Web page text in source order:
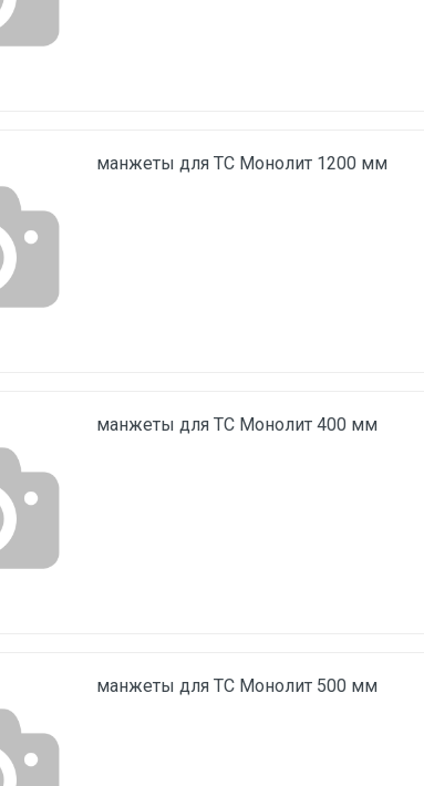
манжеты для ТС Монолит 1200 мм
манжеты для ТС Монолит 400 мм
манжеты для ТС Монолит 500 мм